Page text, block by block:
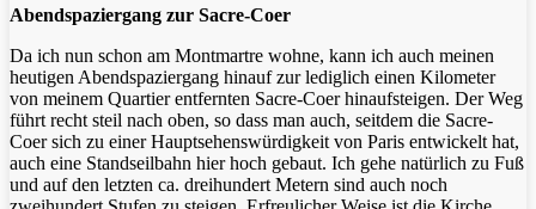
Abendspaziergang zur Sacre-Coer
Da ich nun schon am Montmartre wohne, kann ich auch meinen
heutigen Abendspaziergang hinauf zur lediglich einen Kilometer
von meinem Quartier entfernten Sacre-Coer hinaufsteigen. Der Weg
führt recht steil nach oben, so dass man auch, seitdem die Sacre-
Coer sich zu einer Hauptsehenswürdigkeit von Paris entwickelt hat,
auch eine Standseilbahn hier hoch gebaut. Ich gehe natürlich zu Fuß
und auf den letzten ca. dreihundert Metern sind auch noch